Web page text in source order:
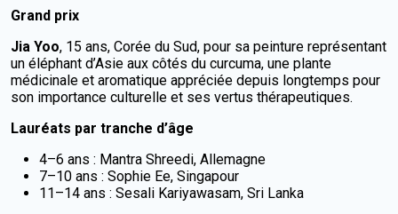
Grand prix
Jia Yoo, 15 ans, Corée du Sud, pour sa peinture représentant
un éléphant d’Asie aux côtés du curcuma, une plante
médicinale et aromatique appréciée depuis longtemps pour
son importance culturelle et ses vertus thérapeutiques.
Lauréats par tranche d’âge
4–6 ans : Mantra Shreedi, Allemagne
7–10 ans : Sophie Ee, Singapour
11–14 ans : Sesali Kariyawasam, Sri Lanka